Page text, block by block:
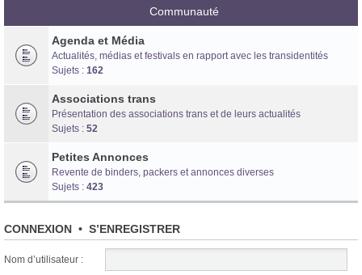
Communauté
Agenda et Média
Actualités, médias et festivals en rapport avec les transidentités
Sujets : 162
Associations trans
Présentation des associations trans et de leurs actualités
Sujets : 52
Petites Annonces
Revente de binders, packers et annonces diverses
Sujets : 423
CONNEXION • S’ENREGISTRER
Nom d’utilisateur :